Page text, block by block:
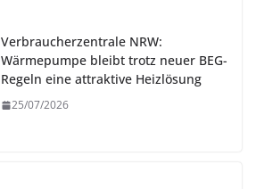
Verbraucherzentrale NRW:
Wärmepumpe bleibt trotz neuer BEG-
Regeln eine attraktive Heizlösung
25/07/2026